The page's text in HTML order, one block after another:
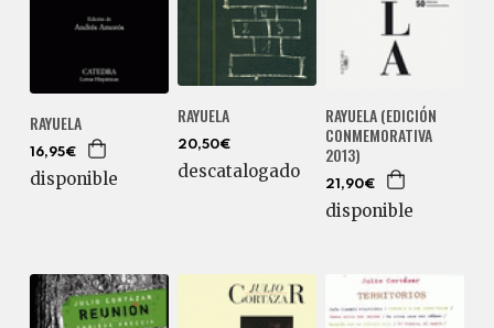
RAYUELA
16,95€
disponible
RAYUELA
20,50€
descatalogado
RAYUELA (EDICIÓN
CONMEMORATIVA
2013)
21,90€
disponible